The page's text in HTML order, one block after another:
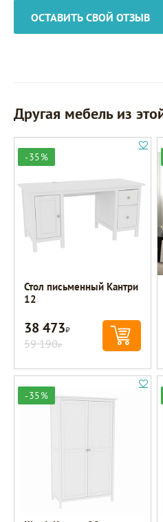
ОСТАВИТЬ СВОЙ ОТЗЫВ
Другая мебель из
-35%
Стол письменный Кантри
12
38 473Р
59 190Р
-35%